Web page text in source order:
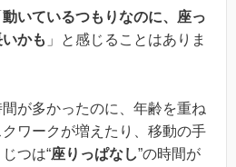
動いているつもりなのに、座っ
かも 」と感じることはありま
が多かったのに、年齢を重ね
ワークが増えたり、移動の手
つは“座りっぱなし”の時間が